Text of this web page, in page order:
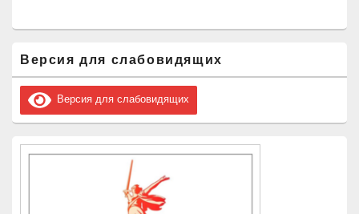
основной
боковой
панели
Версия для слабовидящих
Версия для слабовидящих